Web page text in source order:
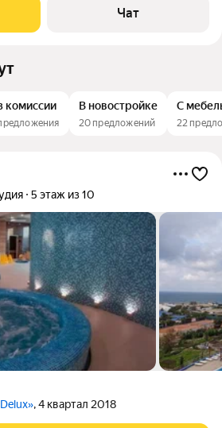
пешком набережная, пляжи, СПА
Чат
комиссии В новостройке
20 предложений
С
22
5 этаж из 10
, 4 квартал 2018